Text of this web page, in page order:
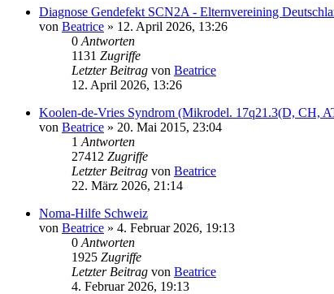
Diagnose Gendefekt SCN2A - Elternvereining
von Beatrice » 12. April 2026, 13:26
0 Antworten
1131 Zugriffe
Letzter Beitrag von Beatrice
12. April 2026, 13:26
Koolen-de-Vries Syndrom (Mikrodel. 17q21.3(D, CH,
von Beatrice » 20. Mai 2015, 23:04
1 Antworten
27412 Zugriffe
Letzter Beitrag von Beatrice
22. März 2026, 21:14
Noma-Hilfe Schweiz
von Beatrice » 4. Februar 2026, 19:13
0 Antworten
1925 Zugriffe
Letzter Beitrag von Beatrice
4. Februar 2026, 19:13